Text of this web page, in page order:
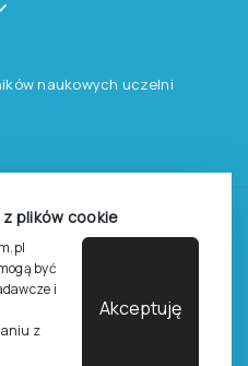
plików cookie
być
i
z
Akceptuję
naukowych uczelni
Polskiego
z o.o.